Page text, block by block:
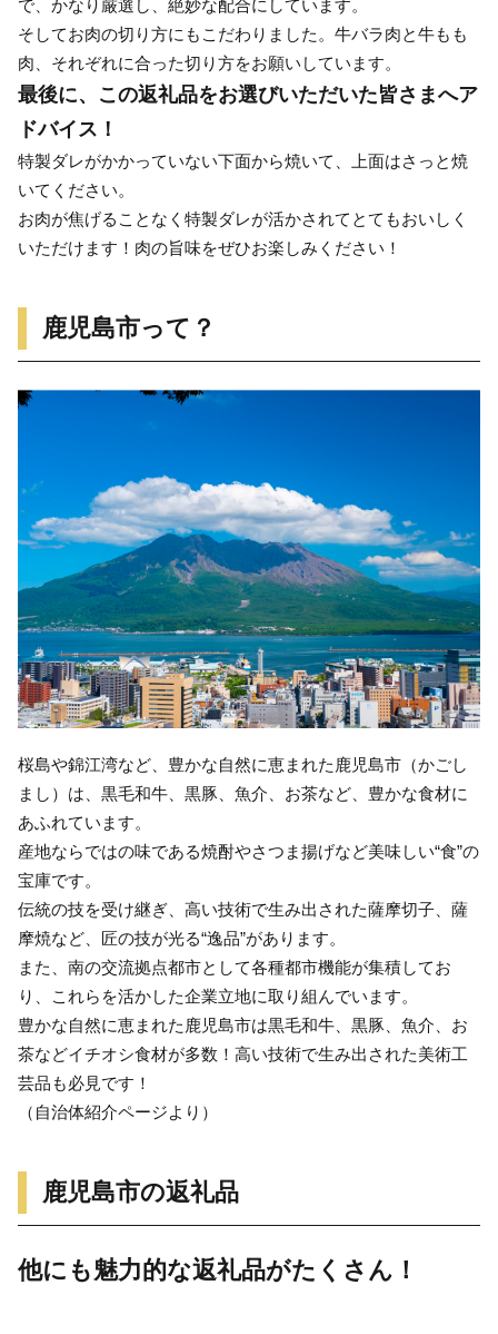
で、かなり厳選し、絶妙な配合にしています。
そしてお肉の切り方にもこだわりました。牛バラ肉と牛もも
肉、それぞれに合った切り方をお願いしています。
最後に、この返礼品をお選びいただいた皆さまへア
ドバイス！
特製ダレがかかっていない下面から焼いて、上面はさっと焼
いてください。
お肉が焦げることなく特製ダレが活かされてとてもおいしく
いただけます！肉の旨味をぜひお楽しみください！
鹿児島市って？
桜島や錦江湾など、豊かな自然に恵まれた鹿児島市（かごし
まし）は、黒毛和牛、黒豚、魚介、お茶など、豊かな食材に
あふれています。
産地ならではの味である焼酎やさつま揚げなど美味しい“食”の
宝庫です。
伝統の技を受け継ぎ、高い技術で生み出された薩摩切子、薩
摩焼など、匠の技が光る“逸品”があります。
また、南の交流拠点都市として各種都市機能が集積してお
り、これらを活かした企業立地に取り組んでいます。
豊かな自然に恵まれた鹿児島市は黒毛和牛、黒豚、魚介、お
茶などイチオシ食材が多数！高い技術で生み出された美術工
芸品も必見です！
（自治体紹介ページより）
鹿児島市の返礼品
他にも魅力的な返礼品がたくさん！